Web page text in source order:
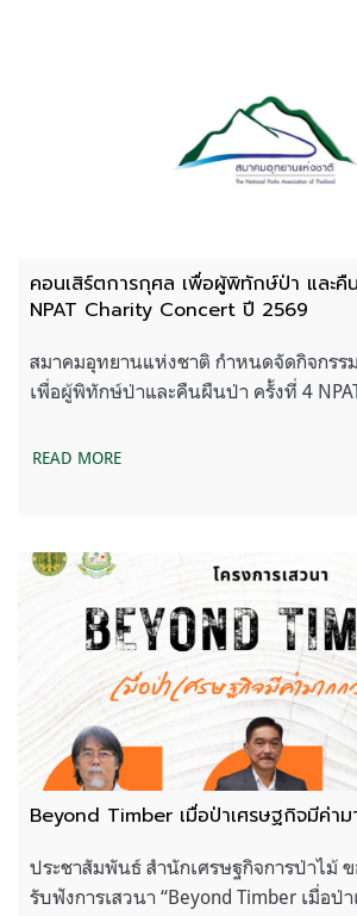
คอนเสิร์ตการกุศล เพื่อผู้พิทักษ์ป่า และ
NPAT Charity Concert ปี 2569
สมาคมอุทยานแห่งชาติ กำหนดจัดกิจกรร
เพื่อผู้พิทักษ์ป่าและคืนผืนป่า ครั้งที่ 4
READ MORE
Beyond Timber เมื่อป่าเศรษฐกิจมีค่า
ประชาสัมพันธ์ สำนักเศรษฐกิจการป่าไม้
รับฟังการเสวนา “Beyond Timber เมื่อป่